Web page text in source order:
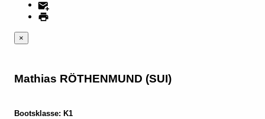
×
Mathias RÖTHENMUND (SUI)
Bootsklasse: K1